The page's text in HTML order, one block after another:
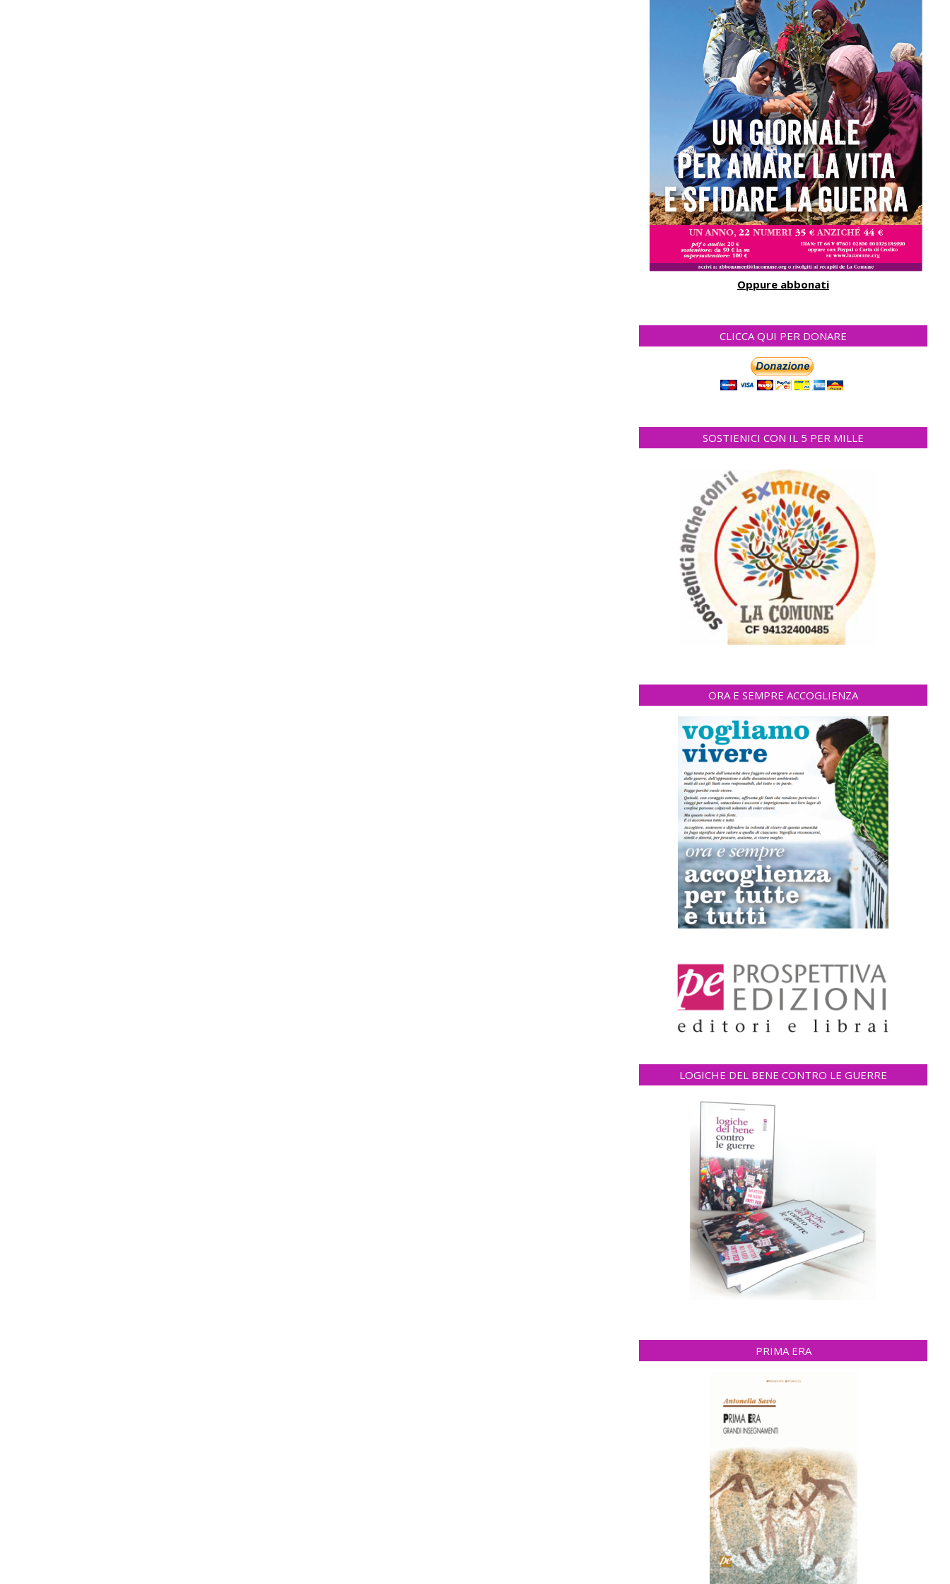
Oppure abbonati
CLICCA QUI PER DONARE
SOSTIENICI CON IL 5 PER MILLE
ORA E SEMPRE ACCOGLIENZA
LOGICHE DEL BENE CONTRO LE GUERRE
PRIMA ERA